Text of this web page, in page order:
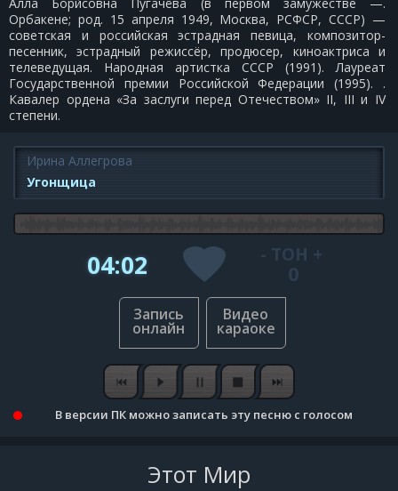
Орбакене; род. 15 апреля 1949, Москва, РСФСР, СССР) —
советская и российская эстрадная певица, композитор-
песенник, эстрадный режиссёр, продюсер, киноактриса и
телеведущая. Народная артистка СССР (1991). Лауреат
Государственной премии Российской Федерации (1995). .
Кавалер ордена «За заслуги перед Отечеством» II, III и IV
степени.
Ирина Аллегрова
Угонщица
04:02 - ТОН +
0
В версии ПК можно записать эту песню с голосом
Этот Мир